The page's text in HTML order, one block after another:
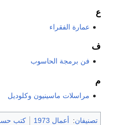
عمارة الفقراء
فن برمجة الحاسوب
مراسلات ماسينيون وكلوديل
: أعمال 1973 كتب حسب